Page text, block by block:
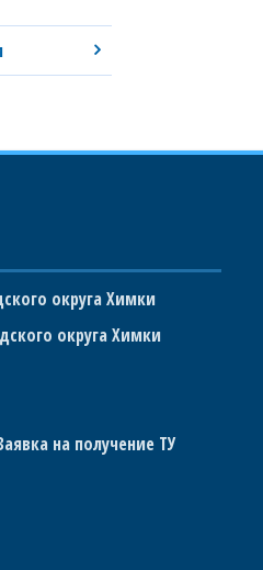
округа Химки
округа Химки
на получение ТУ